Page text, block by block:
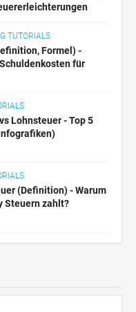
TUTORIALS
Formel) -
für
Lohnsteuer - Top 5
(Definition) - Warum
Steuern zahlt?